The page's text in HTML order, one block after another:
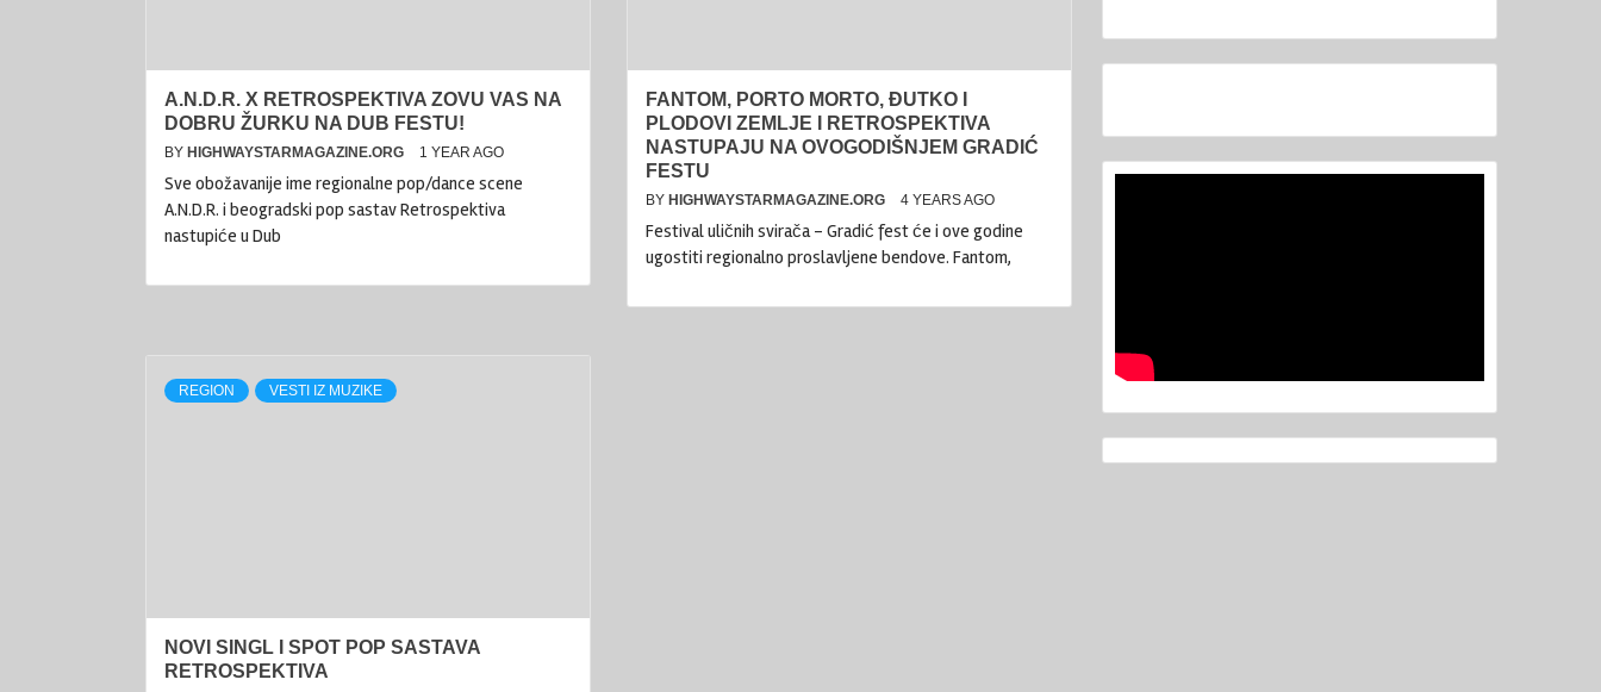
A.N.D.R. X RETROSPEKTIVA ZOVU VAS NA
DOBRU ŽURKU NA DUB FESTU!
BY HIGHWAYSTARMAGAZINE.ORG 1 YEAR AGO
Sve obožavanije ime regionalne pop/dance scene
A.N.D.R. i beogradski pop sastav Retrospektiva
nastupiće u Dub
FANTOM, PORTO MORTO, ĐUTKO I
PLODOVI ZEMLJE I RETROSPEKTIVA
NASTUPAJU NA OVOGODIŠNJEM GRADIĆ
FESTU
BY HIGHWAYSTARMAGAZINE.ORG 4 YEARS AGO
Festival uličnih svirača – Gradić fest će i ove godine
ugostiti regionalno proslavljene bendove. Fantom,
REGION VESTI IZ MUZIKE
NOVI SINGL I SPOT POP SASTAVA
RETROSPEKTIVA